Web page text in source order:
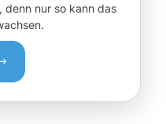
denn nur so kann das